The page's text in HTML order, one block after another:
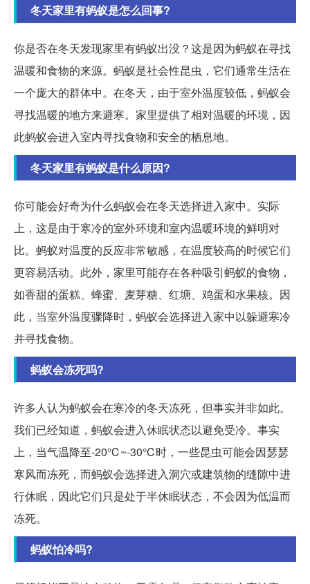
冬天家里有蚂蚁是怎么回事?
你是否在冬天发现家里有蚂蚁出没？这是因为蚂蚁在寻找
温暖和食物的来源。蚂蚁是社会性昆虫，它们通常生活在
一个庞大的群体中。在冬天，由于室外温度较低，蚂蚁会
寻找温暖的地方来避寒。家里提供了相对温暖的环境，因
此蚂蚁会进入室内寻找食物和安全的栖息地。
冬天家里有蚂蚁是什么原因?
你可能会好奇为什么蚂蚁会在冬天选择进入家中。实际
上，这是由于寒冷的室外环境和室内温暖环境的鲜明对
比。蚂蚁对温度的反应非常敏感，在温度较高的时候它们
更容易活动。此外，家里可能存在各种吸引蚂蚁的食物，
如香甜的蛋糕、蜂蜜、麦芽糖、红塘、鸡蛋和水果核。因
此，当室外温度骤降时，蚂蚁会选择进入家中以躲避寒冷
并寻找食物。
蚂蚁会冻死吗?
许多人认为蚂蚁会在寒冷的冬天冻死，但事实并非如此。
我们已经知道，蚂蚁会进入休眠状态以避免受冷。事实
上，当气温降至-20℃~-30℃时，一些昆虫可能会因瑟瑟
寒风而冻死，而蚂蚁会选择进入洞穴或建筑物的缝隙中进
行休眠，因此它们只是处于半休眠状态，不会因为低温而
冻死。
蚂蚁怕冷吗?